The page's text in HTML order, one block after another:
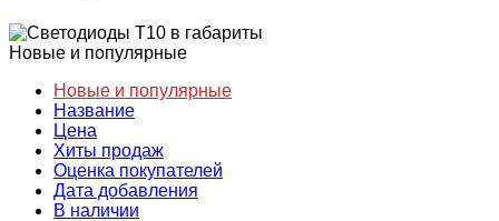
Новые и популярные
Новые и популярные
Название
Цена
Хиты продаж
Оценка покупателей
Дата добавления
В наличии